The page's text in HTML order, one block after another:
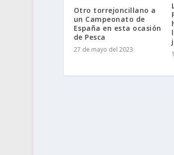
Otro torrejoncillano a
un Campeonato de
España en esta ocasión
de Pesca
27 de mayo del 2023